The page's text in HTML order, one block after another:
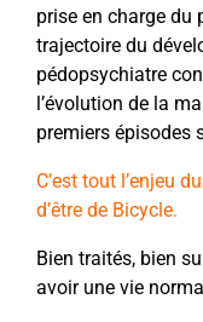
prise en charge du
trajectoire du
pédopsychiatre
l’évolution de la
premiers épisodes
C’est tout l’enjeu
d’être de Bicycle.
Bien traités, bien
avoir une vie